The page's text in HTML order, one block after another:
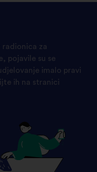
radionica za
pojavile su se
imalo pravi
ih na stranici